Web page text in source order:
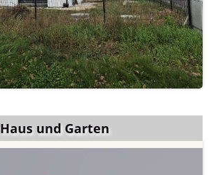
Haus und Garten